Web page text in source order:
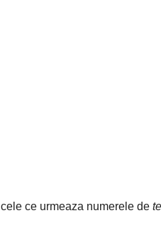
ce urmeaza numerele de